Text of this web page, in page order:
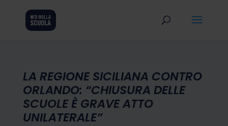
LA REGIONE SICILIANA CONTRO
ORLANDO: “CHIUSURA DELLE
SCUOLE È GRAVE ATTO
UNILATERALE”